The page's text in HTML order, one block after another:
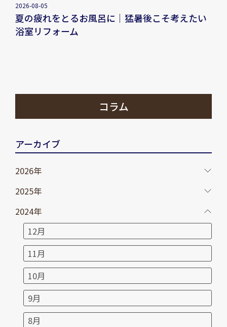
2026-08-05
夏の疲れをとるお風呂に｜猛暑後こそ考えたい
浴室リフォーム
コラム
アーカイブ
2026年
2025年
2024年
12月
11月
10月
9月
8月